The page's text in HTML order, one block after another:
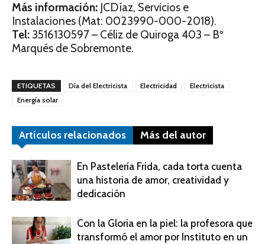
Más información: JCDíaz, Servicios e
Instalaciones (Mat: 0023990-000-2018).
Tel: 3516130597 – Céliz de Quiroga 403 – Bº
Marqués de Sobremonte.
ETIQUETAS Día del Electricista Electricidad
Electricista
Energía solar
Artículos relacionados Más del autor
En Pastelería Frida, cada torta cuenta
una historia de amor, creatividad y
dedicación
Con la Gloria en la piel: la profesora que
transformó el amor por Instituto en un